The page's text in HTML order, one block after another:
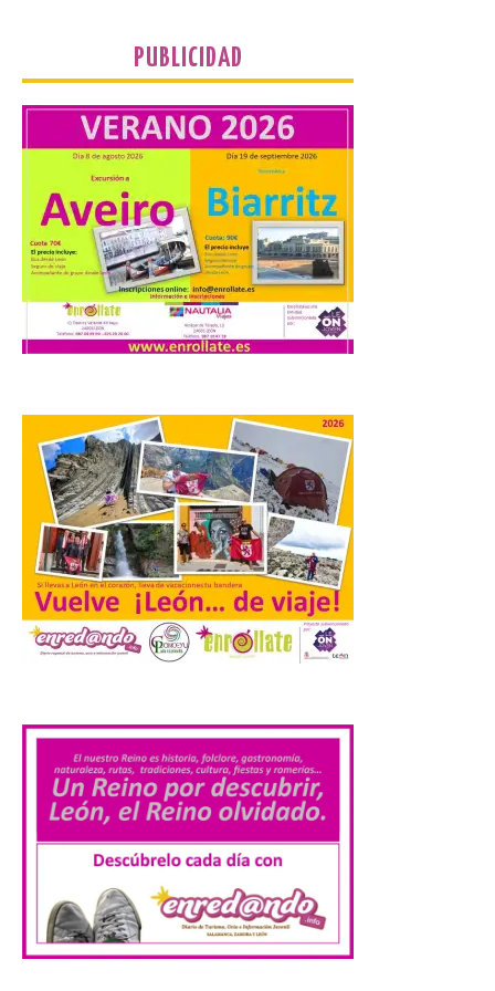
La vigésima fotografía de
León de…viaje nos llega
desde el Pic d’Angonella
en el Principat d’Andorra
9 Ago 2026
Nueva edición de León
de…viaje. Una iniciativa
organizado por la sección
juvenil de la Asociación
Enróllate, la Asociación
Conceyu País Llionés y el Diario de
Concierto del Iberia
Marimba Ensemble en la
Plaza del Ayuntamiento de
Ponferrada
9 Ago 2026
Iberia Marimba es un es
celebra en el mes de
agosto en la localidad
gallega de Merza, dedicado a la marimba y
la música de cámara. La Plaza del
Ayuntamiento de Ponferrada acogerá
este domingo, […]
MADO Madrid Orgullo
2026 vuelve a situarse
como uno de los
PUBLICIDAD